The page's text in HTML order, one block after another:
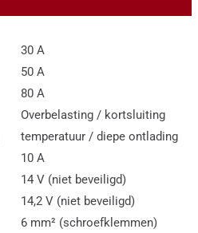
30 A
50 A
80 A
Overbelasting / kortsluiting
temperatuur / diepe ontlading
10 A
14 V (niet beveiligd)
14,2 V (niet beveiligd)
6 mm² (schroefklemmen)